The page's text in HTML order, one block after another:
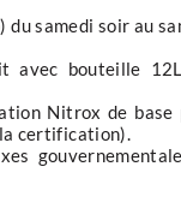
du samedi soir au
avec bouteille
Nitrox de base
certification).